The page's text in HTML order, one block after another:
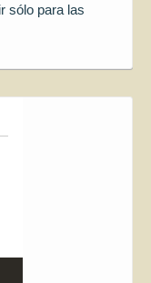
sólo para las